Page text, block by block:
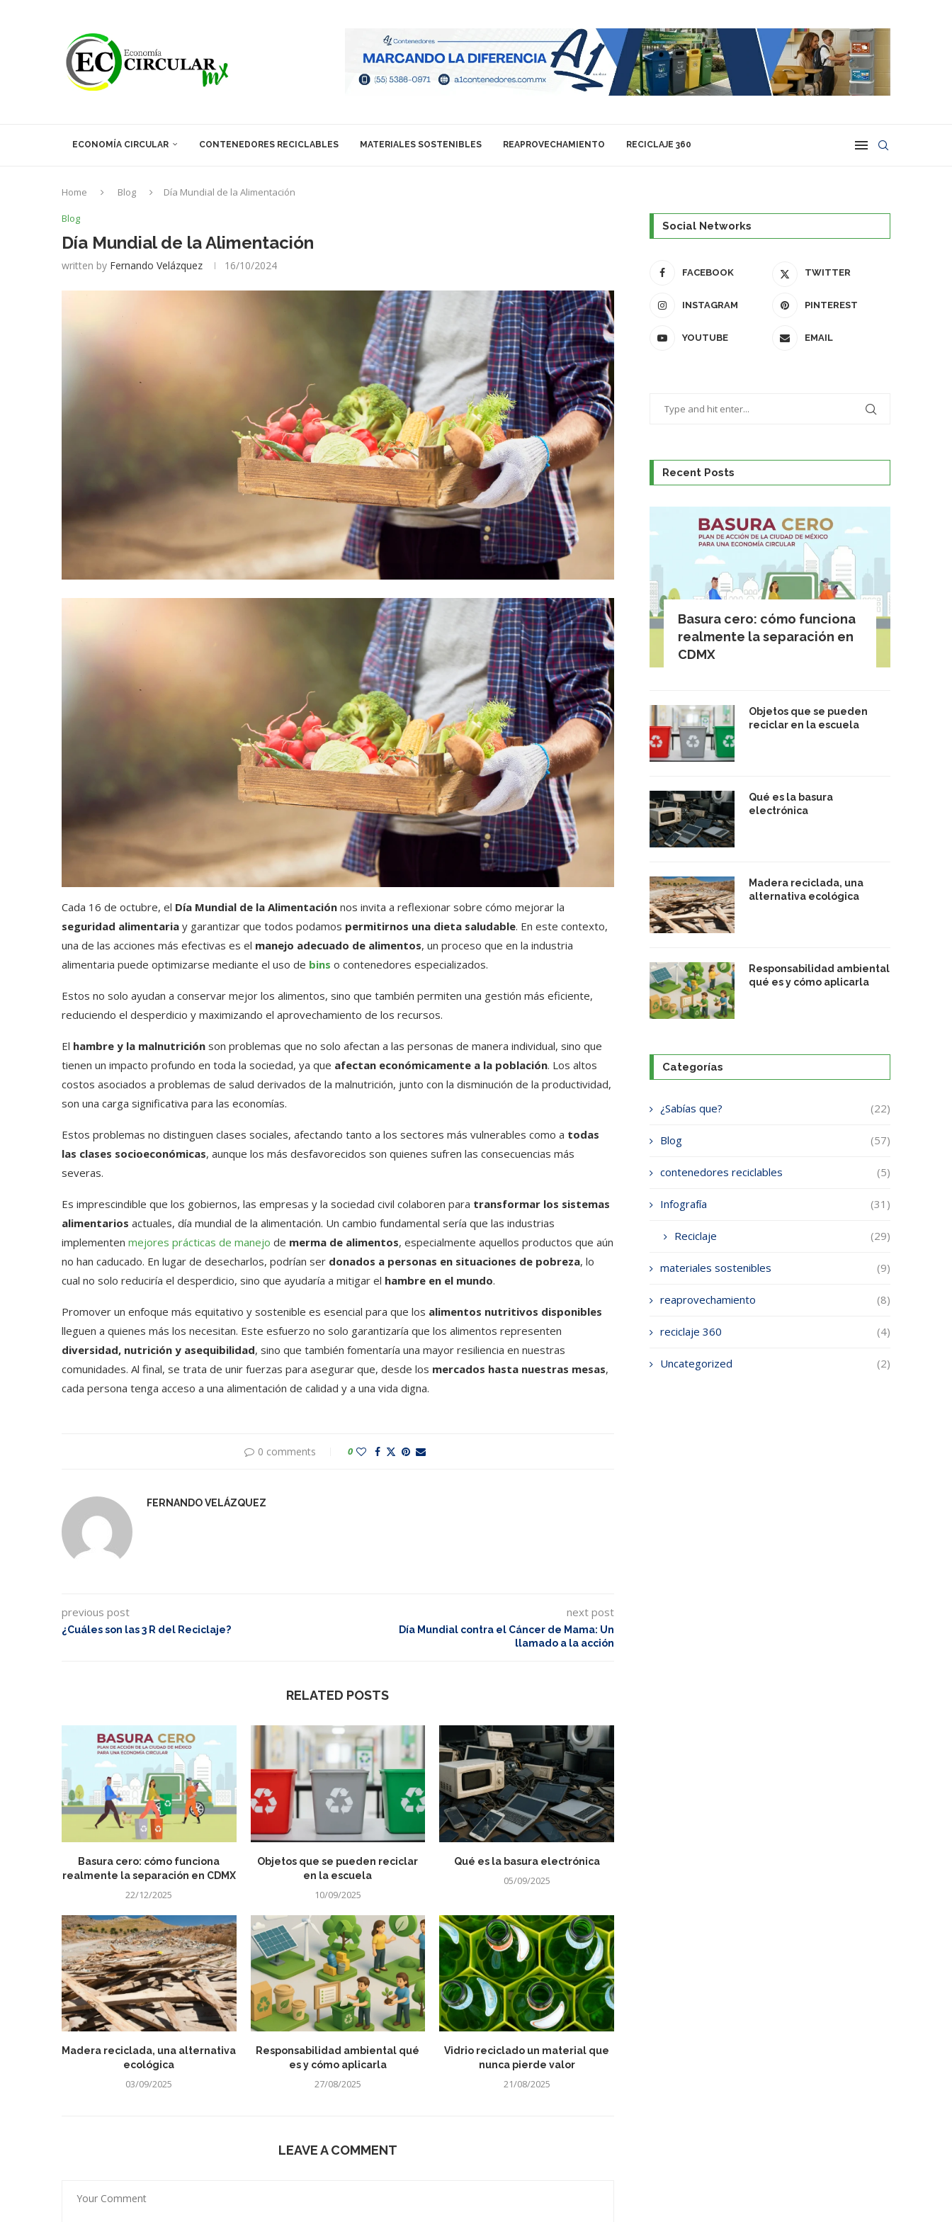
ECONOMÍA CIRCULAR CONTENEDORES RECICLABLES MATERIALES SOSTENIBLES REAPROVECHAMIENTO RECICLAJE 360
Home Blog Día Mundial de la Alimentación
Blog
Día Mundial de la Alimentación
written by Fernando Velázquez 16/10/2024
Cada 16 de octubre, el Día Mundial de la Alimentación nos invita a reflexionar sobre cómo mejorar la
seguridad alimentaria y garantizar que todos podamos permitirnos una dieta saludable. En este contexto,
una de las acciones más efectivas es el manejo adecuado de alimentos, un proceso que en la industria
alimentaria puede optimizarse mediante el uso de bins o contenedores especializados.
Estos no solo ayudan a conservar mejor los alimentos, sino que también permiten una gestión más eficiente,
reduciendo el desperdicio y maximizando el aprovechamiento de los recursos.
El hambre y la malnutrición son problemas que no solo afectan a las personas de manera individual, sino que
tienen un impacto profundo en toda la sociedad, ya que afectan económicamente a la población. Los altos
costos asociados a problemas de salud derivados de la malnutrición, junto con la disminución de la productividad,
son una carga significativa para las economías.
Estos problemas no distinguen clases sociales, afectando tanto a los sectores más vulnerables como a todas
las clases socioeconómicas, aunque los más desfavorecidos son quienes sufren las consecuencias más
severas.
Es imprescindible que los gobiernos, las empresas y la sociedad civil colaboren para transformar los sistemas
alimentarios actuales, día mundial de la alimentación. Un cambio fundamental sería que las industrias
implementen mejores prácticas de manejo de merma de alimentos, especialmente aquellos productos que aún
no han caducado. En lugar de desecharlos, podrían ser donados a personas en situaciones de pobreza, lo
cual no solo reduciría el desperdicio, sino que ayudaría a mitigar el hambre en el mundo.
Promover un enfoque más equitativo y sostenible es esencial para que los alimentos nutritivos disponibles
lleguen a quienes más los necesitan. Este esfuerzo no solo garantizaría que los alimentos representen
diversidad, nutrición y asequibilidad, sino que también fomentaría una mayor resiliencia en nuestras
comunidades. Al final, se trata de unir fuerzas para asegurar que, desde los mercados hasta nuestras mesas,
cada persona tenga acceso a una alimentación de calidad y a una vida digna.
0 comments 0
FERNANDO VELÁZQUEZ
previous post
¿Cuáles son las 3 R del Reciclaje?
next post
Día Mundial contra el Cáncer de Mama: Un
llamado a la acción
RELATED POSTS
Basura cero: cómo funciona
realmente la separación en CDMX
22/12/2025
Objetos que se pueden reciclar
en la escuela
10/09/2025
Qué es la basura electrónica
05/09/2025
Madera reciclada, una alternativa
ecológica
03/09/2025
Responsabilidad ambiental qué
es y cómo aplicarla
27/08/2025
Vidrio reciclado un material que
nunca pierde valor
21/08/2025
LEAVE A COMMENT
Social Networks
FACEBOOK TWITTER
INSTAGRAM PINTEREST
YOUTUBE EMAIL
Recent Posts
Basura cero: cómo funciona
realmente la separación en
CDMX
Objetos que se pueden
reciclar en la escuela
Qué es la basura
electrónica
Madera reciclada, una
alternativa ecológica
Responsabilidad ambiental
qué es y cómo aplicarla
Categorías
¿Sabías que? (22)
Blog (57)
contenedores reciclables (5)
Infografía (31)
Reciclaje (29)
materiales sostenibles (9)
reaprovechamiento (8)
reciclaje 360 (4)
Uncategorized (2)